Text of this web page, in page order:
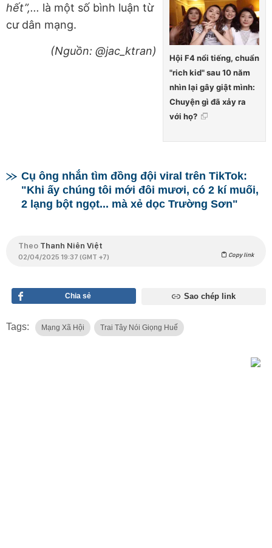
Hội F4 nổi tiếng, chuẩn
"rich kid" sau 10 năm
nhìn lại gây giật mình:
Chuyện gì đã xảy ra
với họ?
hết”,... là một số bình luận từ
cư dân mạng.
(Nguồn: @jac_ktran)
Cụ ông nhắn tìm đồng đội viral trên TikTok:
"Khi ấy chúng tôi mới đôi mươi, có 2 kí muối,
2 lạng bột ngọt... mà xẻ dọc Trường Sơn"
Theo Thanh Niên Việt
02/04/2025 19:37 (GMT +7) Copy link
Chia sẻ Sao chép link
Tags: Mạng Xã Hội Trai Tây Nói Giọng Huế